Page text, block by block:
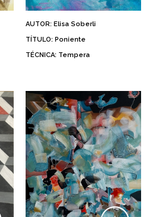
AUTOR: Elisa Soberli
TÍTULO: Poniente
TÉCNICA: Tempera